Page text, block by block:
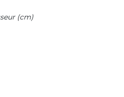
(cm)